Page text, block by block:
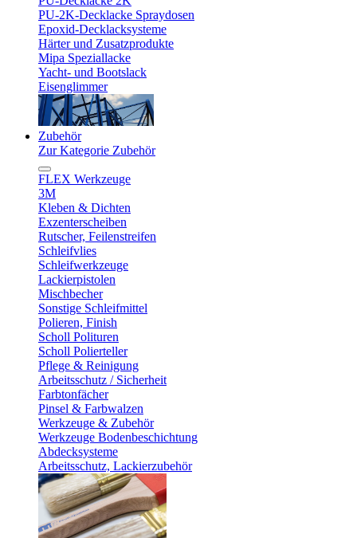
PU-2K-Decklacke Spraydosen
Epoxid-Decklacksysteme
Härter und Zusatzprodukte
Mipa Speziallacke
Yacht- und Bootslack
Eisenglimmer
Zubehör
Zur Kategorie Zubehör
FLEX Werkzeuge
3M
Kleben & Dichten
Exzenterscheiben
Rutscher, Feilenstreifen
Schleifvlies
Schleifwerkzeuge
Lackierpistolen
Mischbecher
Sonstige Schleifmittel
Polieren, Finish
Scholl Polituren
Scholl Polierteller
Pflege & Reinigung
Arbeitsschutz / Sicherheit
Farbtonfächer
Pinsel & Farbwalzen
Werkzeuge & Zubehör
Werkzeuge Bodenbeschichtung
Abdecksysteme
Arbeitsschutz, Lackierzubehör